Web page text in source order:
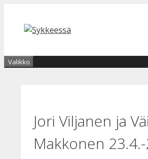
sisältöön
Valikko
Jori Viljanen ja
Makkonen